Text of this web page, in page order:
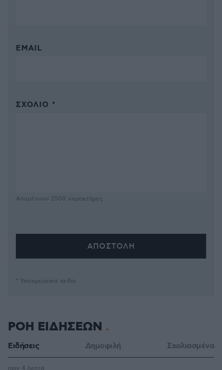
EMAIL
ΣΧΌΛΙΟ *
Απομένουν 2500 χαρακτήρες
* Υποχρεωτικά πεδία
ΡΟΗ ΕΙΔΗΣΕΩΝ
Ειδήσεις Δημοφιλή Σχολιασμένα
πριν 4 λεπτά